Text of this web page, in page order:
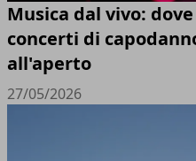
Musica dal vivo:
concerti di
all'aperto
27/05/2026